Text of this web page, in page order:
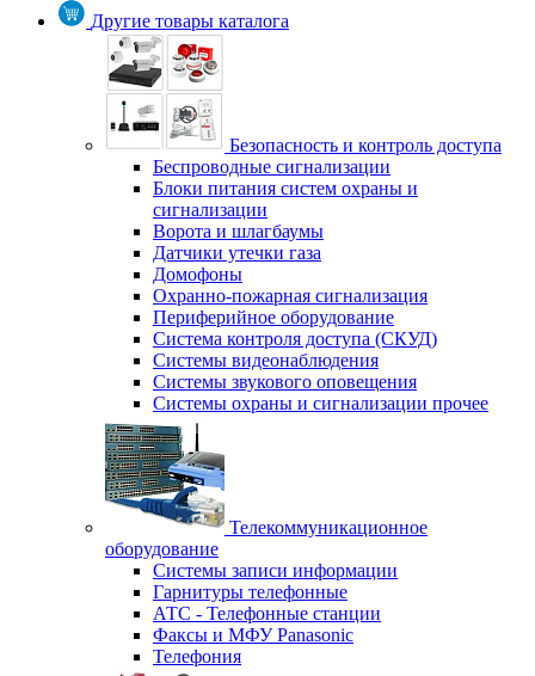
Другие товары каталога
Безопасность и контроль доступа
Беспроводные сигнализации
Блоки питания систем охраны и
сигнализации
Ворота и шлагбаумы
Датчики утечки газа
Домофоны
Охранно-пожарная сигнализация
Периферийное оборудование
Система контроля доступа (СКУД)
Системы видеонаблюдения
Системы звукового оповещения
Системы охраны и сигнализации прочее
Телекоммуникационное
оборудование
Системы записи информации
Гарнитуры телефонные
АТС - Телефонные станции
Факсы и МФУ Panasonic
Телефония